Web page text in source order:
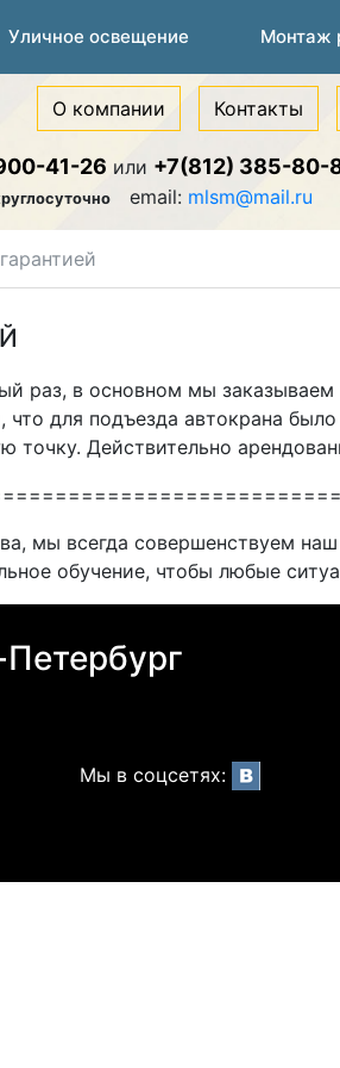
Уличное освещение Монтаж
О компании Контакты
41-26 или +7(812) 385-80-
email: mlsm@mail.ru
раз, в основном мы заказываем
для подъезда автокрана
Действительно
мы всегда совершенствуем
обучение, чтобы любые
Мы в соцсетях: